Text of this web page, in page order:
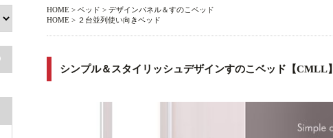
HOME > ベッド > デザインパネル＆すのこベッド
HOME > ２台並列使い向きベッド
シンプル＆スタイリッシュデザインすのこベッド【CMLL】